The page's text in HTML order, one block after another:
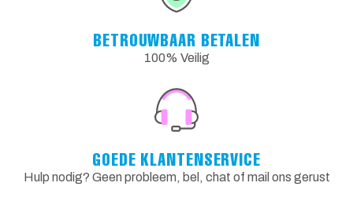
BETROUWBAAR BETALEN
100% Veilig
GOEDE KLANTENSERVICE
Hulp nodig? Geen probleem, bel, chat of mail ons gerust